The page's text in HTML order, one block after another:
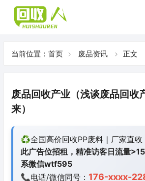
当前位置： 首页 废品资讯 正文
废品回收产业（浅谈废品回收
来）
♻️全国高价回收PP废料｜厂家直收
此广告位招租，精准访客日流量
系微信wtf595
📞电话/微信同号： 176-xxxx-